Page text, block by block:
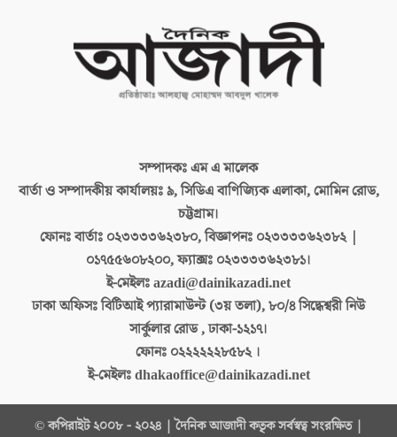
সম্পাদকঃএম এ মালেক
বার্তা ও সম্পাদকীয় কার্যালয়ঃ৯, সিডিএ বাণিজ্যিক এলাকা, মোমিন রোড,
চট্টগ্রাম।
ফোনঃ বার্তাঃ ০২৩৩৩৩৬২৩৮০, বিজ্ঞাপনঃ ০২৩৩৩৩৬২৩৮২ |
০১৭৫৫৬০৮২০০, ফ্যাক্সঃ ০২৩৩৩৩৬২৩৮১।
ই-মেইলঃazadi@dainikazadi.net
ঢাকা অফিসঃবিটিআই প্যারামাউন্ট (৩য় তলা), ৮০/৪ সিদ্ধেশ্বরী নিউ
সার্কুলার রোড , ঢাকা-১২১৭।
ফোনঃ ০২২২২২২৮৫৮২ ।
ই-মেইলঃdhakaoffice@dainikazadi.net
© কপিরাইট ২০০৮ - ২০২৪ | দৈনিক আজাদী কতৃক সর্বস্বত্ব সংরক্ষিত |